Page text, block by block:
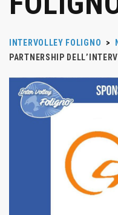
INTERVOLLEY FOLIGNO >
PARTNERSHIP